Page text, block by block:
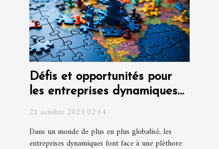
Défis et opportunités pour
les entreprises dynamiques
sur le marché international
21 octobre 2023 02:14
Dans un monde de plus en plus globalisé, les
entreprises dynamiques font face à une pléthore